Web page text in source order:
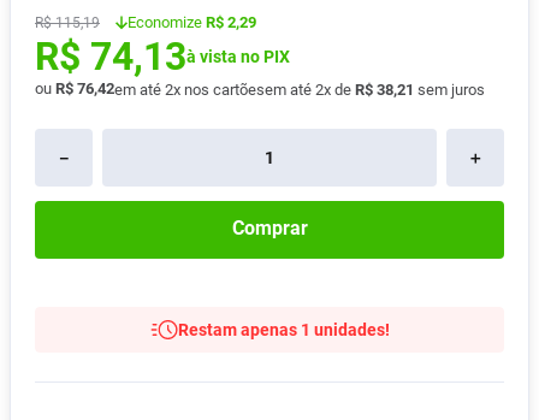
R$ 115,19 Economize R$ 2,29
R$ 74,13à vista no PIX
ou R$ 76,42em até 2x nos cartõesem até 2x de R$ 38,21 sem juros
＋
－
Comprar
Restam apenas 1 unidades!
9 º Vitamina D
10 Lavitan